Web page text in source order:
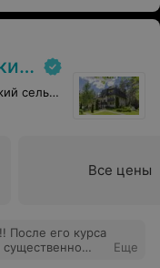
Минский р-н, д. Юхновка, Колодищанский сельсовет, 93
Все цены
После его курса
Еще